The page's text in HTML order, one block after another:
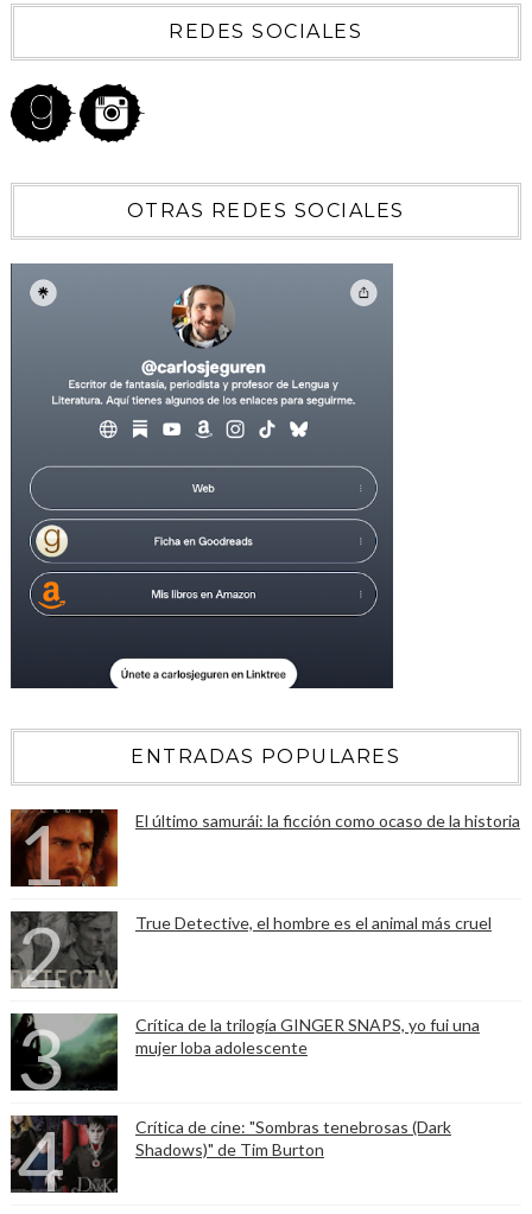
REDES SOCIALES
OTRAS REDES SOCIALES
ENTRADAS POPULARES
El último samurái: la ficción como ocaso de la historia
True Detective, el hombre es el animal más cruel
Crítica de la trilogía GINGER SNAPS, yo fui una
mujer loba adolescente
Crítica de cine: "Sombras tenebrosas (Dark
Shadows)" de Tim Burton